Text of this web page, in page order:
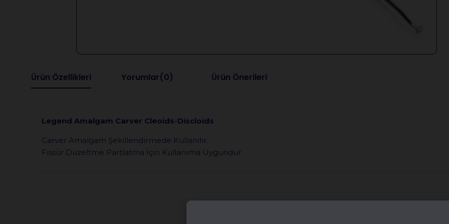
Ürün Özellikleri Yorumlar(0) Ürün Önerileri
Legend Amalgam Carver Cleoids-Discloids
Carver Amalgam Şekillendirmede Kullanılır.
Fissür Düzeltme Partlatma İçin Kullanıma Uygundur.